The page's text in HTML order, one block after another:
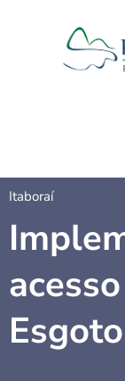
Itaboraí